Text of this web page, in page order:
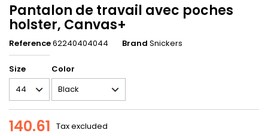
Pantalon de travail avec poches
holster, Canvas+
Reference62240404044 Brand Snickers
Size Color
140.61 Tax excluded